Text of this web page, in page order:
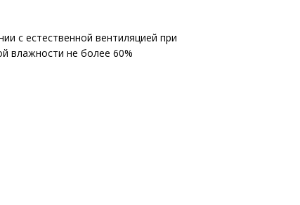
с естественной вентиляцией при
влажности не более 60%